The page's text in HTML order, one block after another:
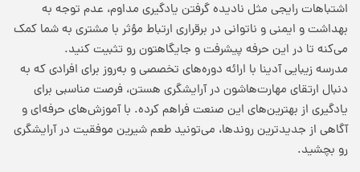
اشتباهات رایجی مثل نادیده گرفتن یادگیری مداوم، عدم توجه به
بهداشت و ایمنی و ناتوانی در برقراری ارتباط مؤثر با مشتری به شما کمک
می‌کنه تا در این حرفه پیشرفت و جایگاهتون رو تثبیت کنید.
مدرسه زیبایی آدینا با ارائه دوره‌های تخصصی و به‌روز برای افرادی که به
دنبال ارتقای مهارت‌‌هاشون در آرایشگری هستن، فرصت مناسبی برای
یادگیری از بهترین‌های این صنعت فراهم کرده. با آموزش‌های حرفه‌ای و
آگاهی از جدیدترین روندها، می‌تونید طعم شیرین موفقیت در آرایشگری
رو بچشید.